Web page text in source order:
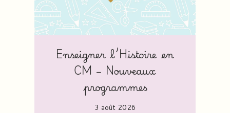
Enseigner l’Histoire en
CM – Nouveaux
programmes
3 août 2026